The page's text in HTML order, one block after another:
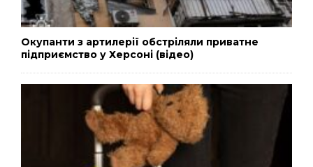
Окупанти з артилерії обстріляли приватне
підприємство у Херсоні (відео)